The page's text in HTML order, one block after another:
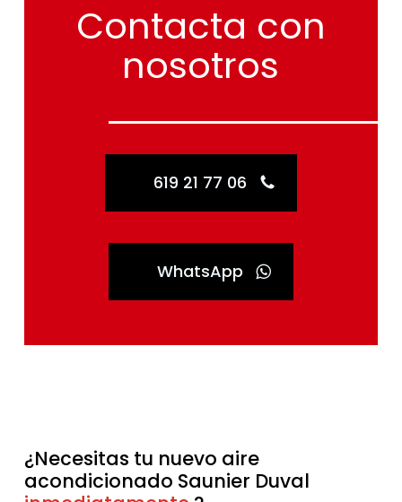
Contacta con
nosotros
619 21 77 06
WhatsApp
¿Necesitas tu nuevo aire
acondicionado Saunier Duval